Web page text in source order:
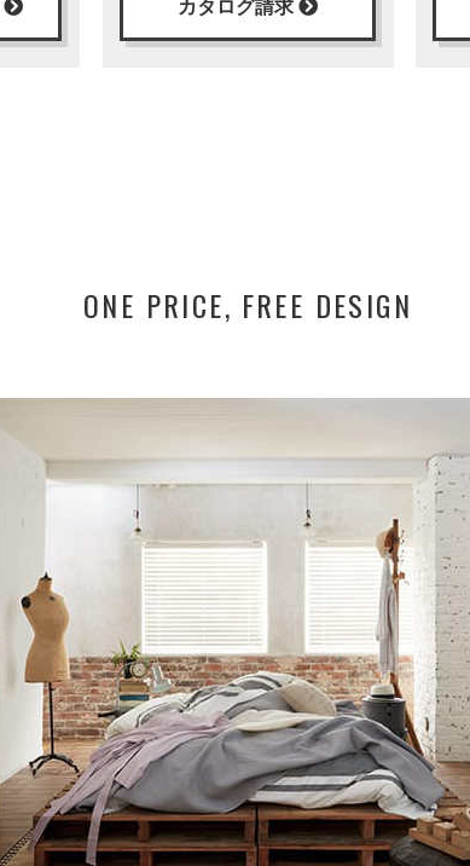
カタログ請求
ONE PRICE, FREE DESIGN